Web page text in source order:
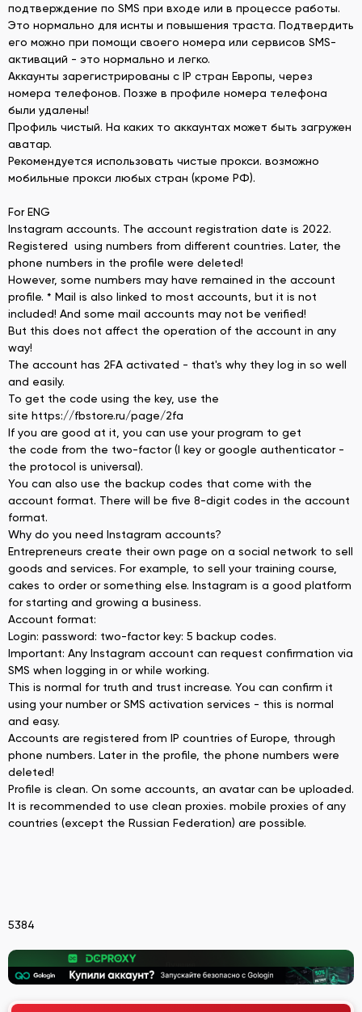
подтверждение по SMS при входе или в процессе работы.
Это нормально для иснты и повышения траста. Подтвердить
его можно при помощи своего номера или сервисов SMS-
активаций - это нормально и легко.
Аккаунты зарегистрированы с IP стран Европы, через
номера телефонов. Позже в профиле номера телефона
были удалены!
Профиль чистый. На каких то аккаунтах может быть загружен
аватар.
Рекомендуется использовать чистые прокси. возможно
мобильные прокси любых стран (кроме РФ).
For ENG
Instagram accounts. The account registration date is 2022.
Registered using numbers from different countries. Later, the
phone numbers in the profile were deleted!
However, some numbers may have remained in the account
profile. * Mail is also linked to most accounts, but it is not
included! And some mail accounts may not be verified!
But this does not affect the operation of the account in any
way!
The account has 2FA activated - that's why they log in so well
and easily.
To get the code using the key, use the
site https://fbstore.ru/page/2fa
If you are good at it, you can use your program to get
the code from the two-factor (I key or google authenticator -
the protocol is universal).
You can also use the backup codes that come with the
account format. There will be five 8-digit codes in the account
format.
Why do you need Instagram accounts?
Entrepreneurs create their own page on a social network to sell
goods and services. For example, to sell your training course,
cakes to order or something else. Instagram is a good platform
for starting and growing a business.
Account format:
Login: password: two-factor key: 5 backup codes.
Important: Any Instagram account can request confirmation via
SMS when logging in or while working.
This is normal for truth and trust increase. You can confirm it
using your number or SMS activation services - this is normal
and easy.
Accounts are registered from IP countries of Europe, through
phone numbers. Later in the profile, the phone numbers were
deleted!
Profile is clean. On some accounts, an avatar can be uploaded.
It is recommended to use clean proxies. mobile proxies of any
countries (except the Russian Federation) are possible.
5384